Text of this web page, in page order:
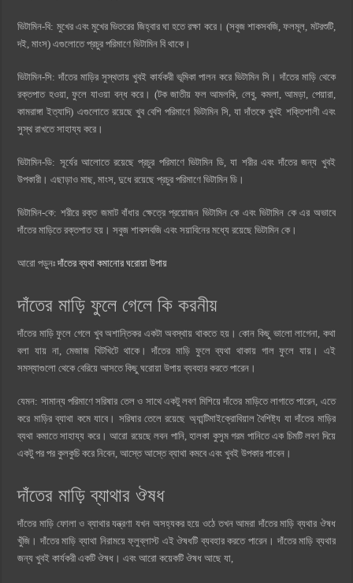
ভিটামিন-বি: মুখের এবং মুখের ভিতরের জিহ্বার ঘা হতে রক্ষা করে। (সবুজ শাকসবজি, ফলমূল, মটরশুটি,
দই, মাংস) এগুলোতে প্রচুর পরিমাণে ভিটামিন বি থাকে।
ভিটামিন-সি: দাঁতের মাড়ির সুস্থতায় খুবই কার্যকরী ভূমিকা পালন করে ভিটামিন সি। দাঁতের মাড়ি থেকে
রক্তপাত হওয়া, ফুলে যাওয়া বন্ধ করে। (টক জাতীয় ফল আমলকি, লেবু, কমলা, আমড়া, পেয়ারা,
কামরাঙ্গা ইত্যাদি) এগুলোতে রয়েছে খুব বেশি পরিমাণে ভিটামিন সি, যা দাঁতকে খুবই শক্তিশালী এবং
সুস্থ রাখতে সাহায্য করে।
ভিটামিন-ডি: সূর্যের আলোতে রয়েছে প্রচুর পরিমাণে ভিটামিন ডি, যা শরীর এবং দাঁতের জন্য খুবই
উপকারী। এছাড়াও মাছ, মাংস, দুধে রয়েছে প্রচুর পরিমাণে ভিটামিন ডি।
ভিটামিন-কে: শরীরে রক্ত জমাট বাঁধার ক্ষেত্রে প্রয়োজন ভিটামিন কে এবং ভিটামিন কে এর অভাবে
দাঁতের মাড়িতে রক্তপাত হয়। সবুজ শাকসবজি এবং সয়াবিনের মধ্যে রয়েছে ভিটামিন কে।
আরো পড়ুনঃদাঁতের ব্যথা কমানোর ঘরোয়া উপায়
দাঁতের মাড়ি ফুলে গেলে কি করনীয়
দাঁতের মাড়ি ফুলে গেলে খুব অশান্তিকর একটা অবস্থায় থাকতে হয়। কোন কিছু ভালো লাগেনা, কথা
বলা যায় না, মেজাজ খিটখিটে থাকে। দাঁতের মাড়ি ফুলে ব্যথা থাকায় গাল ফুলে যায়। এই
সমস্যাগুলো থেকে বেরিয়ে আসতে কিছু ঘরোয়া উপায় ব্যবহার করতে পারেন।
যেমন: সামান্য পরিমাণে সরিষার তেল ও সাথে একটু লবণ মিশিয়ে দাঁতের মাড়িতে লাগাতে পারেন, এতে
করে মাড়ির ব্যাথা কমে যাবে। সরিষার তেলে রয়েছে অ্যান্টিমাইক্রোবিয়াল বৈশিষ্ট্য যা দাঁতের মাড়ির
ব্যথা কমাতে সাহায্য করে। আরো রয়েছে লবন পানি, হালকা কুসুম গরম পানিতে এক চিমটি লবণ দিয়ে
একটু পর পর কুলকুচি করে নিবেন, আস্তে আস্তে ব্যাথা কমবে এবং খুবই উপকার পাবেন।
দাঁতের মাড়ি ব্যাথার ঔষধ
দাঁতের মাড়ি ফোলা ও ব্যাথার যন্ত্রণা যখন অসহ্যকর হয়ে ওঠে তখন আমরা দাঁতের মাড়ি ব্যথার ঔষধ
খুঁজি। দাঁতের মাড়ি ব্যাথা নিরাময়ে ফ্লুব্লাস্ট এই ঔষধটি ব্যবহার করতে পারেন। দাঁতের মাড়ি ব্যথার
জন্য খুবই কার্যকরী একটি ঔষধ। এবং আরো কয়েকটি ঔষধ আছে যা,